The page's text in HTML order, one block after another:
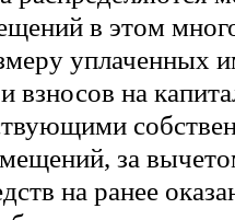
в этом
уплаченных
взносов на
за
на ранее